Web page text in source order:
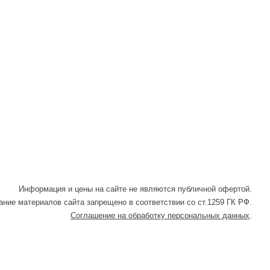
Информация и цены на сайте не являются публичной офертой.
материалов сайта запрещено в соответствии со ст.1259 ГК РФ.
Соглашение на обработку персональных данных.